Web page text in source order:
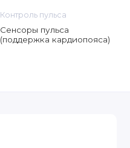
Контроль пульса
Сенсоры пульса
(поддержка кардиопояса)